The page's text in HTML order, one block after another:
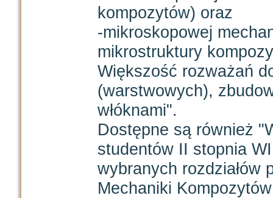
kompozytów) oraz
-mikroskopowej
mikrostruktury
Większość rozważań
(warstwowych),
włóknami".
Dostępne są również
studentów II stopnia
wybranych rozdziałów
Mechaniki